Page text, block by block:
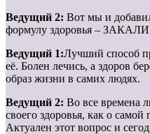
Ведущий 2: Вот мы и
формулу здоровья –
Ведущий 1:Лучший способ
её. Болен лечись, а здоров
образ жизни в самих людях.
Ведущий 2: Во все времена
своего здоровья, как о самой
Актуален этот вопрос и